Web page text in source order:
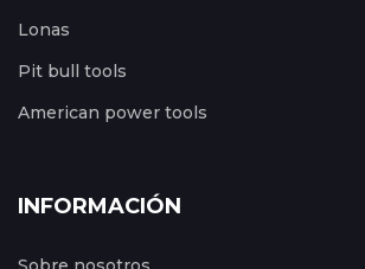
Lonas
Pit bull tools
American power tools
INFORMACIÓN